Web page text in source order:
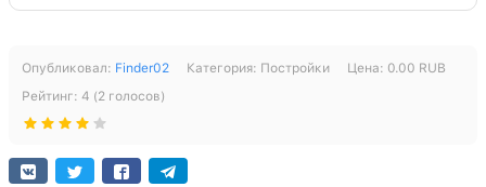
Опубликовал: Finder02 Категория: Постройки Цена: 0.00 RUB
Рейтинг: 4 (2 голосов)